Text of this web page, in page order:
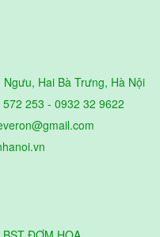
Hai Bà Trưng, Hà Nội
253 - 0932 32 9622